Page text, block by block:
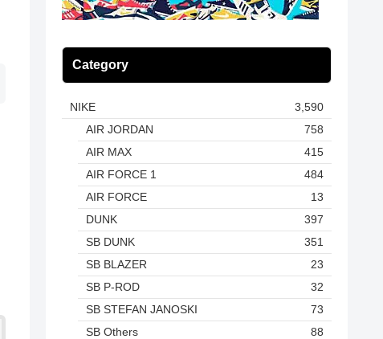
Category
NIKE
3,590
AIR JORDAN
758
AIR MAX
415
AIR FORCE 1
484
AIR FORCE
13
DUNK
397
SB DUNK
351
SB BLAZER
23
SB P-ROD
32
SB STEFAN JANOSKI
73
SB Others
88